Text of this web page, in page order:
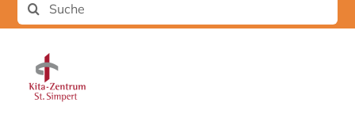
nach: